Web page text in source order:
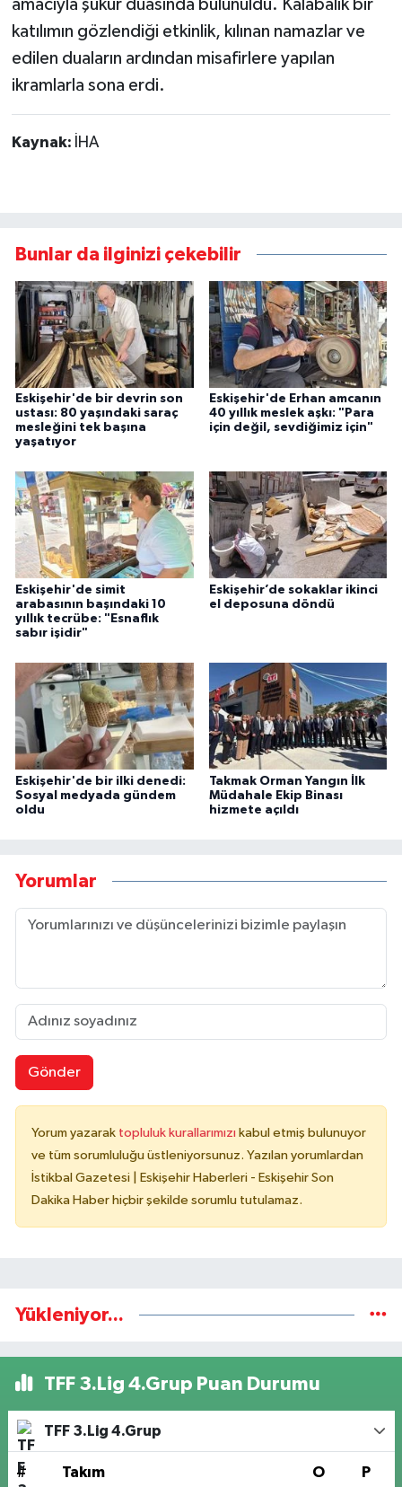
amacıyla şükür duasında bulunuldu. Kalabalık bir
katılımın gözlendiği etkinlik, kılınan namazlar ve
edilen duaların ardından misafirlere yapılan
ikramlarla sona erdi.
Kaynak: İHA
Bunlar da ilginizi çekebilir
Eskişehir'de bir devrin son
ustası: 80 yaşındaki saraç
mesleğini tek başına
yaşatıyor
Eskişehir'de Erhan amcanın
40 yıllık meslek aşkı: "Para
için değil, sevdiğimiz için"
Eskişehir'de simit
arabasının başındaki 10
yıllık tecrübe: "Esnaflık
sabır işidir"
Eskişehir’de sokaklar ikinci
el deposuna döndü
Eskişehir'de bir ilki denedi:
Sosyal medyada gündem
oldu
Takmak Orman Yangın İlk
Müdahale Ekip Binası
hizmete açıldı
Yorumlar
Gönder
Yorum yazarak topluluk kurallarımızı kabul etmiş bulunuyor
ve tüm sorumluluğu üstleniyorsunuz. Yazılan yorumlardan
İstikbal Gazetesi | Eskişehir Haberleri - Eskişehir Son
Dakika Haber hiçbir şekilde sorumlu tutulamaz.
Yükleniyor...
TFF 3.Lig 4.Grup Puan Durumu
TFF 3.Lig 4.Grup
# Takım O P